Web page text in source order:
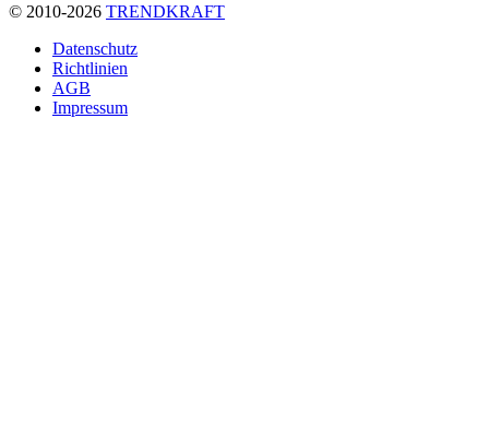
© 2010-2026 TRENDKRAFT
FußzeileDatenschutz
Richtlinien
AGB
Impressum